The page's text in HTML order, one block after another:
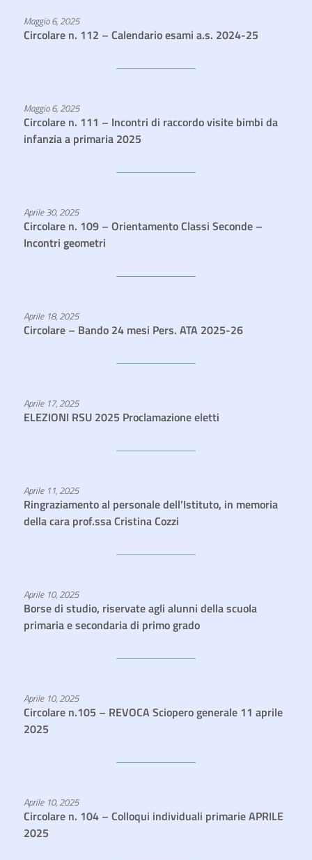
Maggio 6, 2025
Circolare n. 112 – Calendario esami a.s. 2024-25
Maggio 6, 2025
Circolare n. 111 – Incontri di raccordo visite bimbi da
infanzia a primaria 2025
Aprile 30, 2025
Circolare n. 109 – Orientamento Classi Seconde –
Incontri geometri
Aprile 18, 2025
Circolare – Bando 24 mesi Pers. ATA 2025-26
Aprile 17, 2025
ELEZIONI RSU 2025 Proclamazione eletti
Aprile 11, 2025
Ringraziamento al personale dell’Istituto, in memoria
della cara prof.ssa Cristina Cozzi
Aprile 10, 2025
Borse di studio, riservate agli alunni della scuola
primaria e secondaria di primo grado
Aprile 10, 2025
Circolare n.105 – REVOCA Sciopero generale 11 aprile
2025
Aprile 10, 2025
Circolare n. 104 – Colloqui individuali primarie APRILE
2025